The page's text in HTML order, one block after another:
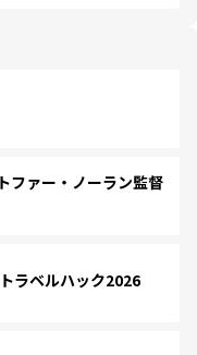
ファー・ノーラン監督
ラベルハック2026